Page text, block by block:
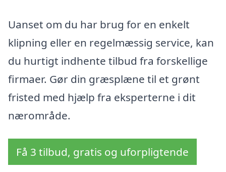
Uanset om du har brug for en enkelt
klipning eller en regelmæssig service, kan
du hurtigt indhente tilbud fra forskellige
firmaer. Gør din græsplæne til et grønt
fristed med hjælp fra eksperterne i dit
nærområde.
Få 3 tilbud, gratis og uforpligtende